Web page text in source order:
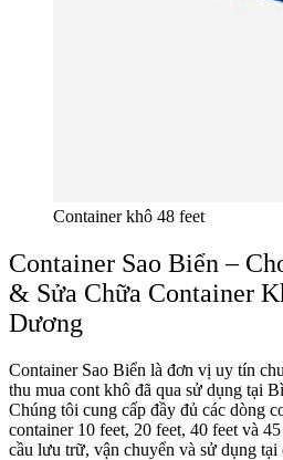
Container khô 48 feet
Container Sao Biển –
& Sửa Chữa Container
Dương
Container Sao Biển là đơn vị uy tín
thu mua cont khô đã qua sử dụng tại
Chúng tôi cung cấp đầy đủ các dòng
container 10 feet, 20 feet, 40 feet và
cầu lưu trữ, vận chuyển và sử dụng tại